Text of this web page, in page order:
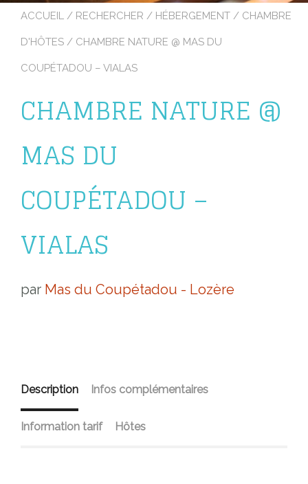
ACCUEIL / RECHERCHER / HÉBERGEMENT / CHAMBRE
D'HÔTES / CHAMBRE NATURE @ MAS DU
COUPÉTADOU – VIALAS
CHAMBRE NATURE @
MAS DU
COUPÉTADOU –
VIALAS
par Mas du Coupétadou - Lozère
Description Infos complémentaires
Information tarif Hôtes